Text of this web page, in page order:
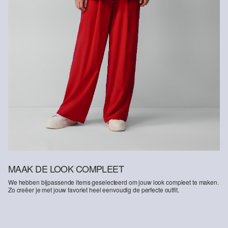
MAAK DE LOOK COMPLEET
We hebben bijpassende items geselecteerd om jouw look compleet te maken.
Zo creëer je met jouw favoriet heel eenvoudig de perfecte outfit.